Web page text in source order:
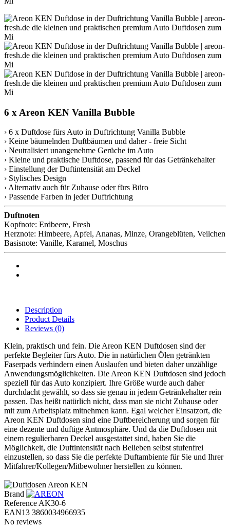
6 x Areon KEN Vanilla Bubble
› 6 x Duftdose fürs Auto in Duftrichtung Vanilla Bubble
› Keine bäumelnden Duftbäumen und daher - freie Sicht
› Neutralisiert unangenehme Gerüche im Auto
› Kleine und praktische Duftdose, passend für das Getränkehalter
› Einstellung der Duftintensität am Deckel
› Stylisches Design
› Alternativ auch für Zuhause oder fürs Büro
› Passende Farben in jeder Duftrichtung
Duftnoten
Kopfnote: Erdbeere, Fresh
Herznote: Himbeere, Apfel, Ananas, Minze, Orangeblüten, Veilchen
Basisnote: Vanille, Karamel, Moschus
Description
Product Details
Reviews (0)
Klein, praktisch und fein. Die Areon KEN Duftdosen sind der
perfekte Begleiter fürs Auto. Die in natürlichen Ölen getränkten
Faserpads verhindern einen Auslaufen und bieten daher unzählige
Anwendungsmöglichkeiten. Die Areon KEN Duftdosen sind jedoch
speziell für das Auto konzipiert. Ihre Größe wurde auch daher
durchdacht gewählt, so dass sie genau in jedem Getränkehalter rein
passen. Das heißt natürlich nicht, dass man sie nicht Zuhause oder
mit zum Arbeitsplatz mitnehmen kann. Egal welcher Einsatzort, die
Areon KEN Duftdosen sind eine Duftbereicherung und sorgen für
eine dezente und duftige Antmosphäre. Und da die Duftdosen mit
einem regulierbaren Deckel ausgestattet sind, haben Sie die
Möglichkeit, die Duftintensität nach Belieben selbst stufenfrei
einzustellen, so dass Sie die perfekte Duftambiente für Sie und Ihrer
Mitfahrer/Kollegen/Mitbewohner herstellen zu können.
Brand
ReferenceAK30-6
EAN13 3860034966935
No reviews